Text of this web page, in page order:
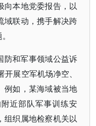
向本地党委报告，以
域联动，携手解决跨
防和军事领域公益诉
展空军机场净空、
例如，某海域被当地
近部队军事训练安
组织属地检察机关以